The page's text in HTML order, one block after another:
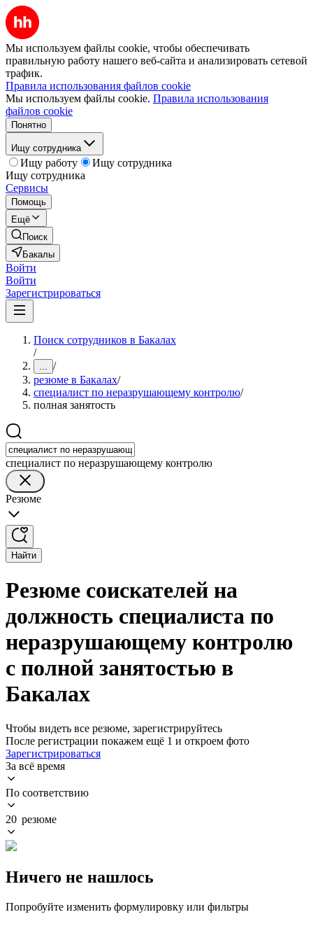
Мы используем файлы cookie, чтобы обеспечивать
правильную работу нашего веб-сайта и анализировать сетевой
трафик.
Правила использования файлов cookie
Мы используем файлы cookie. Правила использования
файлов cookie
Понятно
Ищу сотрудника
Ищу работу
Ищу сотрудника
Ищу сотрудника
Сервисы
Помощь
Ещё
Поиск
Бакалы
Войти
Войти
Зарегистрироваться
Поиск сотрудников в Бакалах
/
... /
резюме в Бакалах/
специалист по неразрушающему контролю/
полная занятость
специалист по неразрушающему контролю
Резюме
Найти
Резюме соискателей на
должность специалиста по
неразрушающему контролю
с полной занятостью в
Бакалах
Чтобы видеть все резюме, зарегистрируйтесь
После регистрации покажем ещё 1 и откроем фото
Зарегистрироваться
За всё время
По соответствию
20 резюме
Ничего не нашлось
Попробуйте изменить формулировку или фильтры